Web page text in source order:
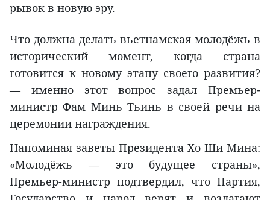
рывок в новую эру.
Что должна делать вьетнамская молодёжь в
исторический момент, когда страна
готовится к новому этапу своего развития?
— именно этот вопрос задал Премьер-
министр Фам Минь Тьинь в своей речи на
церемонии награждения.
Напоминая заветы Президента Хо Ши Мина:
«Молодёжь — это будущее страны»,
Премьер-министр подтвердил, что Партия,